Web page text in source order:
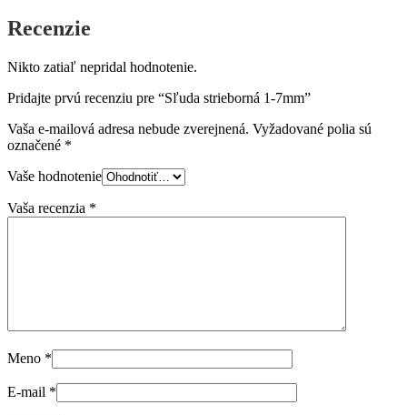
Recenzie
Nikto zatiaľ nepridal hodnotenie.
Pridajte prvú recenziu pre “Sľuda strieborná 1-7mm”
Vaša e-mailová adresa nebude zverejnená. Vyžadované polia sú
označené *
Vaše hodnotenie
Vaša recenzia *
Meno *
E-mail *